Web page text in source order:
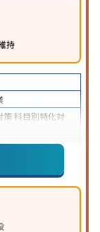
持
策科目別特化対
可能学習に
講可能
調査方法を参照